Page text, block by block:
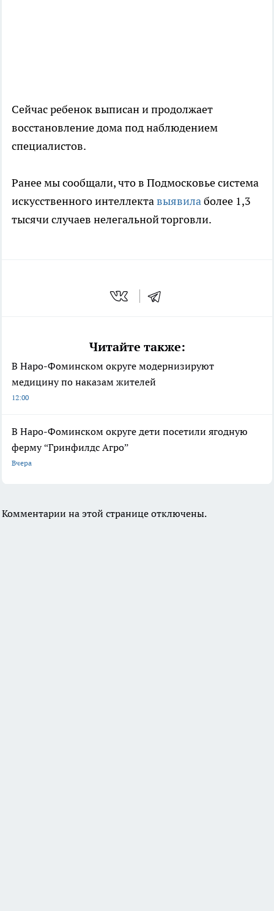
Сейчас ребенок выписан и продолжает
восстановление дома под наблюдением
специалистов.
Ранее мы сообщали, что в Подмосковье система
искусственного интеллектавыявилаболее 1,3
тысячи случаев нелегальной торговли.
Читайте также:
В Наро-Фоминском округе модернизируют
медицину по наказам жителей
12:00
В Наро-Фоминском округе дети посетили ягодную
ферму “Гринфилдс Агро”
Вчера
Комментарии на этой странице отключены.